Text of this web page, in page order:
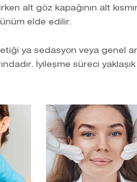
alt göz kapağının alt
elde edilir.
ya sedasyon veya genel
İyileşme süreci